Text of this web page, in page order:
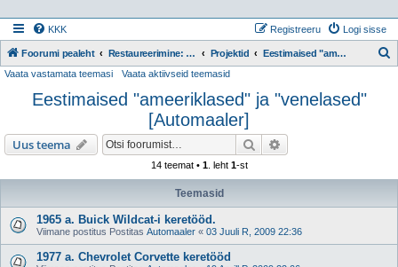
KKK Logi sisse
Registreeru
Foorumi pealeht Restaureerimine: Projektid Projektid Eestimaised "ameeriklased" ja "venelased" [Automaaler]
Vaata vastamata teemasi Vaata aktiivseid teemasid
Eestimaised "ameeriklased" ja "venelased"
[Automaaler]
Uus teema Otsi
14 teemat • 1. leht 1-st
Teemasid
1965 a. Buick Wildcat-i keretööd.
Viimane postitus Postitas Automaaler « 03 Juuli R, 2009 22:36
1977 a. Chevrolet Corvette keretööd